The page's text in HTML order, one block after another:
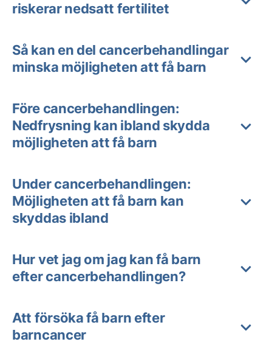
riskerar nedsatt fertilitet
Så kan en del cancerbehandlingar
minska möjligheten att få barn
Före cancerbehandlingen:
Nedfrysning kan ibland skydda
möjligheten att få barn
Under cancerbehandlingen:
Möjligheten att få barn kan
skyddas ibland
Hur vet jag om jag kan få barn
efter cancerbehandlingen?
Att försöka få barn efter
barncancer